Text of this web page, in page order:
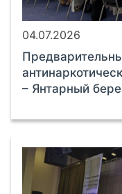
04.07.2026
– Янтарный